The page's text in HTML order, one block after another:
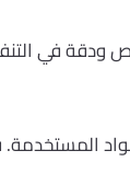
ودقة في
المستخدمة.